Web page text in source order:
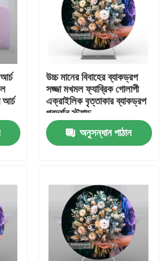
উচ্চ মানের বিবাহের ব্যাকড্রপ
সজ্জা মখমল ফ্যাব্রিক গোলাপী
এক্রাইলিক বৃত্তাকার ব্যাকড্রপ
প্রদর্শন স্ট্যান্ড
অনুসন্ধান পাঠান